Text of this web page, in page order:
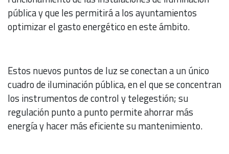
pública y que les permitirá a los ayuntamientos
optimizar el gasto energético en este ámbito.
Estos nuevos puntos de luz se conectan a un único
cuadro de iluminación pública, en el que se concentran
los instrumentos de control y telegestión; su
regulación punto a punto permite ahorrar más
energía y hacer más eficiente su mantenimiento.